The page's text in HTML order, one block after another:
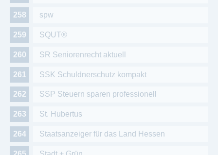
spw
SQUT®
SR Seniorenrecht aktuell
SSK Schuldnerschutz kompakt
SSP Steuern sparen professionell
St. Hubertus
Staatsanzeiger für das Land Hessen